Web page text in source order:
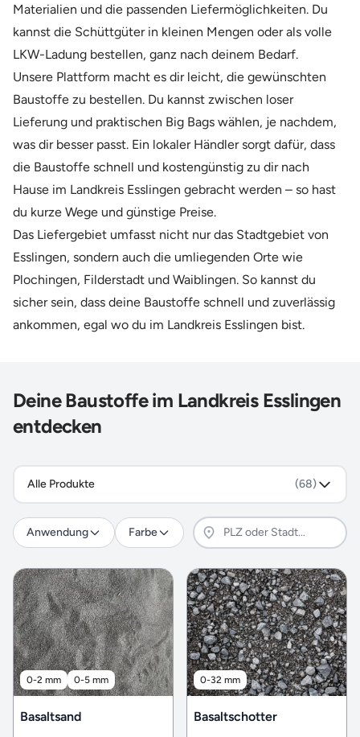
Materialien und die passenden Liefermöglichkeiten. Du
kannst die Schüttgüter in kleinen Mengen oder als volle
LKW-Ladung bestellen, ganz nach deinem Bedarf.
Unsere Plattform macht es dir leicht, die gewünschten
Baustoffe zu bestellen. Du kannst zwischen loser
Lieferung und praktischen Big Bags wählen, je nachdem,
was dir besser passt. Ein lokaler Händler sorgt dafür, dass
die Baustoffe schnell und kostengünstig zu dir nach
Hause im Landkreis Esslingen gebracht werden – so hast
du kurze Wege und günstige Preise.
Das Liefergebiet umfasst nicht nur das Stadtgebiet von
Esslingen, sondern auch die umliegenden Orte wie
Plochingen, Filderstadt und Waiblingen. So kannst du
sicher sein, dass deine Baustoffe schnell und zuverlässig
ankommen, egal wo du im Landkreis Esslingen bist.
Deine Baustoffe im Landkreis Esslingen
entdecken
Alle Produkte (68)
Anwendung Farbe
0-2 mm 0-5 mm
Basaltsand
0-32 mm
Basaltschotter